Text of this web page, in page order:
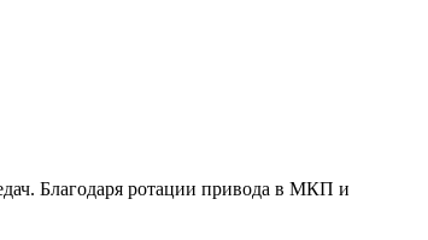
Благодаря ротации привода в МКП и